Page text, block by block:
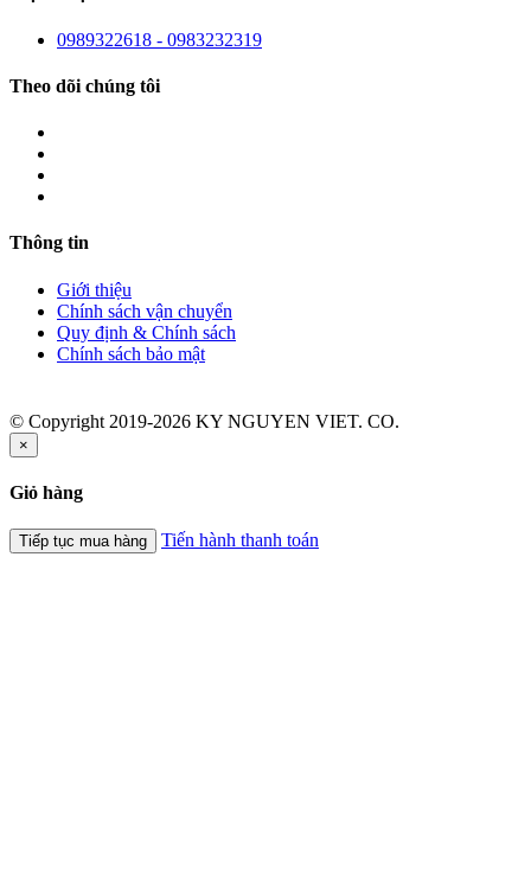
0989322618 - 0983232319
Theo dõi chúng tôi
Thông tin
Giới thiệu
Chính sách vận chuyển
Quy định & Chính sách
Chính sách bảo mật
© Copyright 2019-2026 KY NGUYEN VIET. CO.
×
Giỏ hàng
Tiếp tục mua hàng Tiến hành thanh toán